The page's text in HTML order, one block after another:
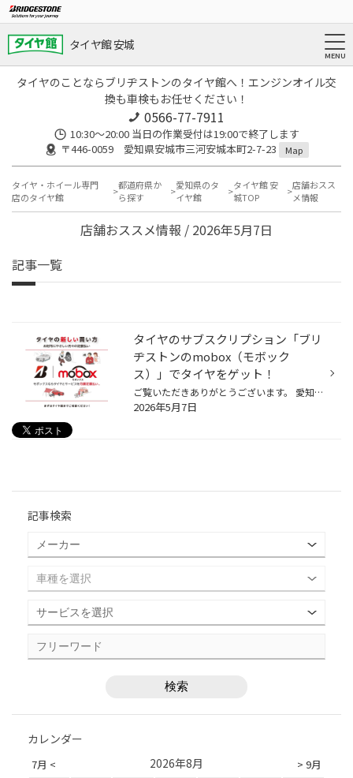
タイヤ館 安城
タイヤのことならブリヂストンのタイヤ館へ！エンジンオイル交
換も車検もお任せください！
0566-77-7911
10:30〜20:00 当日の作業受付は19:00で終了します
〒446-0059 愛知県安城市三河安城本町2-7-23
Map
タイヤ・ホイール専門
店のタイヤ館
都道府県か
ら探す
愛知県のタ
イヤ館
タイヤ館 安
城TOP
店舗おスス
メ情報
店舗おススメ情報 / 2026年5月7日
記事一覧
タイヤのサブスクリプション「ブリ
ヂストンのmobox（モボック
ス）」でタイヤをゲット！
ご覧いただきありがとうございます。 愛知県安城市のタイヤ館安城店（あんじょう）です。 店舗は、東海道新幹線三河安城駅の南側、県道48号沿い、釣り具のイシグロ三河安城店さんの向かいで、洋服の青山三河安城店さんとスシロー三河安城店の間にあります。 ◆JR東刈谷駅よりクルマで約5分 ◆JR安城駅...
2026年5月7日
記事検索
カレンダー
7月 < > 9月
2026年8月